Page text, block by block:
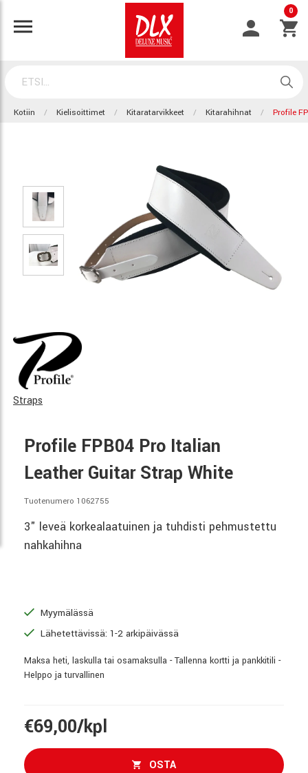
0
Kotiin Kielisoittimet Kitaratarvikkeet Kitarahihnat Profile
Straps
Profile FPB04 Pro Italian
Leather Guitar Strap White
Tuotenumero 1062755
3" leveä korkealaatuinen ja tuhdisti pehmustettu
nahkahihna
Myymälässä
Lähetettävissä: 1-2 arkipäivässä
Maksa heti, laskulla tai osamaksulla - Tallenna kortti ja pankkitili -
Helppo ja turvallinen
€69,00/kpl
OSTA